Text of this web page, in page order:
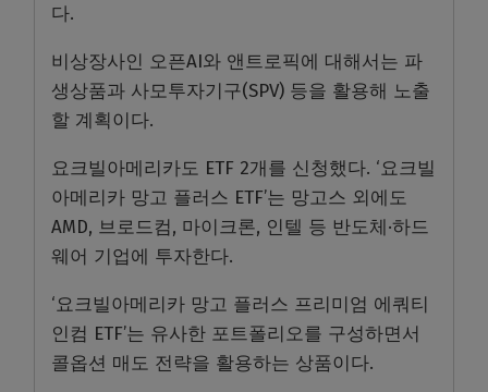
다.
비상장사인 오픈AI와 앤트로픽에 대해서는 파
생상품과 사모투자기구(SPV) 등을 활용해 노출
할 계획이다.
요크빌아메리카도 ETF 2개를 신청했다. ‘요크빌
아메리카 망고 플러스 ETF’는 망고스 외에도
AMD, 브로드컴, 마이크론, 인텔 등 반도체·하드
웨어 기업에 투자한다.
‘요크빌아메리카 망고 플러스 프리미엄 에쿼티
인컴 ETF’는 유사한 포트폴리오를 구성하면서
콜옵션 매도 전략을 활용하는 상품이다.